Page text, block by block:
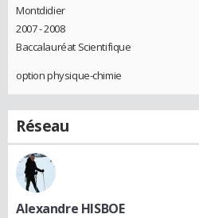
Montdidier
2007 - 2008
Baccalauréat Scientifique
option physique-chimie
Réseau
Alexandre HISBOE